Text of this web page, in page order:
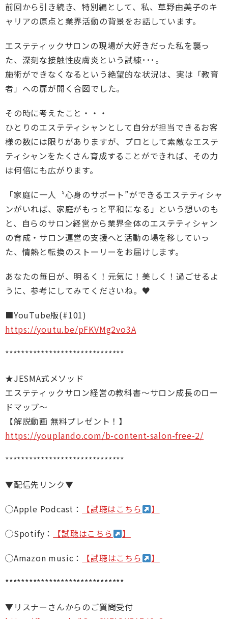
前回から引き続き、特別編として、私、草野由美子のキ
ャリアの原点と業界活動の背景をお話しています。
エステティックサロンの現場が大好きだった私を襲っ
た、深刻な接触性皮膚炎という試練･･･。
施術ができなくなるという絶望的な状況は、実は「教育
者」への扉が開く合図でした。
その時に考えたこと・・・
ひとりのエステティシャンとして自分が担当できるお客
様の数には限りがありますが、プロとして素敵なエステ
ティシャンをたくさん育成することができれば、その力
は何倍にも広がります。
「家庭に一人〝心身のサポート”ができるエステティシャ
ンがいれば、家庭がもっと平和になる」という想いのも
と、自らのサロン経営から業界全体のエステティシャン
の育成・サロン運営の支援へと活動の場を移していっ
た、情熱と転換のストーリーをお届けします。
あなたの毎日が、明るく！元気に！美しく！過ごせるよ
うに、参考にしてみてくださいね。♥
■YouTube版(#101)
https://youtu.be/pFKVMg2vo3A
******************************
★JESMA式メソッド
エステティックサロン経営の教科書～サロン成長のロー
ドマップ～
【解説動画 無料プレゼント！】
https://youplando.com/b-content-salon-free-2/
******************************
▼配信先リンク▼
◯Apple Podcast：
【試聴はこちら
】
◯Spotify：
【試聴はこちら
】
◯Amazon music：
【試聴はこちら
】
******************************
▼リスナーさんからのご質問受付